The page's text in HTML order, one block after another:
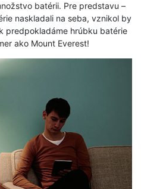
batérii. Pre predstavu –
naskladali na seba, vznikol by
predpokladáme hrúbku batérie
ako Mount Everest!